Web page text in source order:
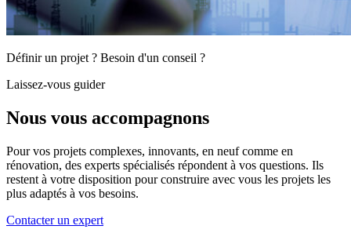
Définir un projet ? Besoin d'un conseil ?
Laissez-vous guider
Nous vous accompagnons
Pour vos projets complexes, innovants, en neuf comme en
rénovation, des experts spécialisés répondent à vos questions. Ils
restent à votre disposition pour construire avec vous les projets les
plus adaptés à vos besoins.
Contacter un expert